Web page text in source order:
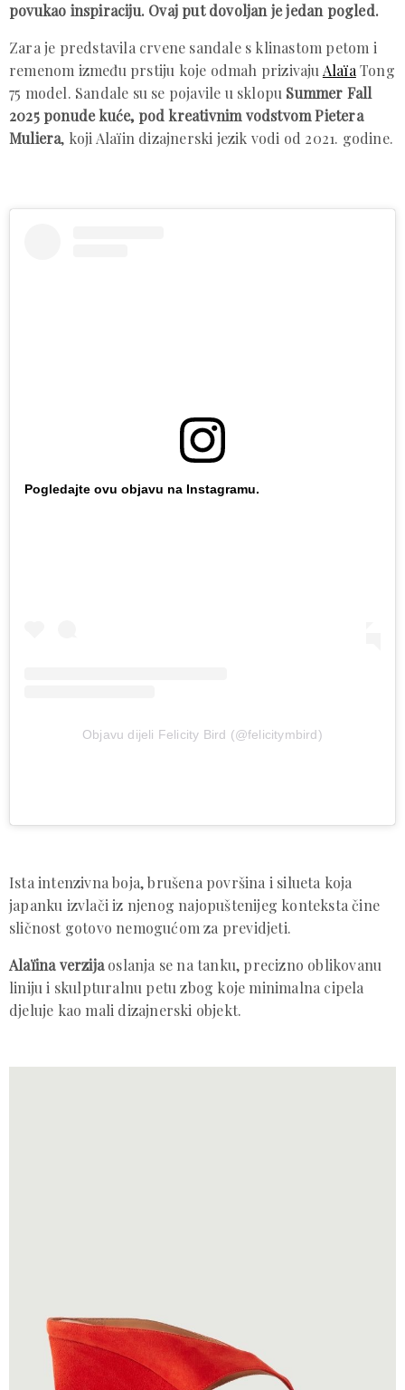
povukao inspiraciju. Ovaj put dovoljan je jedan pogled.
Zara je predstavila crvene sandale s klinastom petom i
remenom između prstiju koje odmah prizivajuAlaïaTong
75 model. Sandale su se pojavile u sklopu Summer Fall
2025 ponude kuće, pod kreativnim vodstvom Pietera
Muliera, koji Alaïin dizajnerski jezik vodi od 2021. godine.
Pogledajte ovu objavu na Instagramu.
Objavu dijeli Felicity Bird (@felicitymbird)
Ista intenzivna boja, brušena površina i silueta koja
japanku izvlači iz njenog najopuštenijeg konteksta čine
sličnost gotovo nemogućom za previdjeti.
Alaïina verzijaoslanja se na tanku, precizno oblikovanu
liniju i skulpturalnu petu zbog koje minimalna cipela
djeluje kao mali dizajnerski objekt.